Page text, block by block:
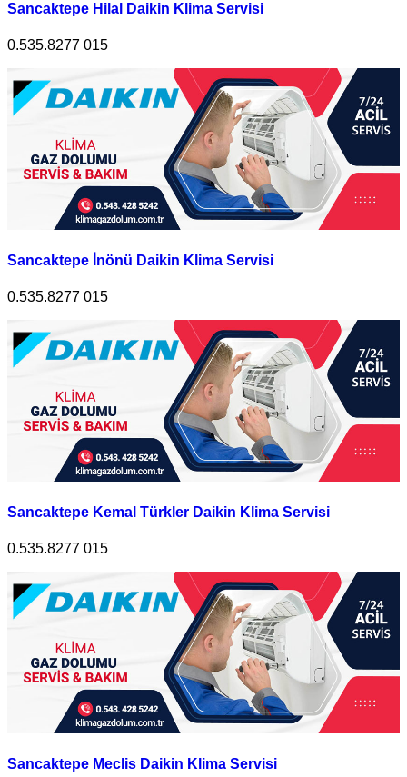
Sancaktepe Hilal Daikin Klima Servisi
0.535.8277 015
Sancaktepe İnönü Daikin Klima Servisi
0.535.8277 015
Sancaktepe Kemal Türkler Daikin Klima Servisi
0.535.8277 015
Sancaktepe Meclis Daikin Klima Servisi